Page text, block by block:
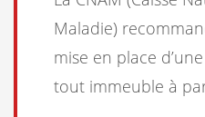
Maladie)
mise en place
tout immeuble à